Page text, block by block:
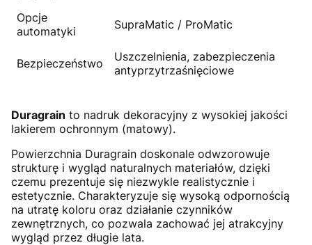
Opcje
automatyki
SupraMatic / ProMatic
Bezpieczeństwo
Uszczelnienia, zabezpieczenia
antyprzytrzaśnięciowe
Duragrain to nadruk dekoracyjny z wysokiej jakości
lakierem ochronnym (matowy).
Powierzchnia Duragrain doskonale odwzorowuje
strukturę i wygląd naturalnych materiałów, dzięki
czemu prezentuje się niezwykle realistycznie i
estetycznie. Charakteryzuje się wysoką odpornością
na utratę koloru oraz działanie czynników
zewnętrznych, co pozwala zachować jej atrakcyjny
wygląd przez długie lata.